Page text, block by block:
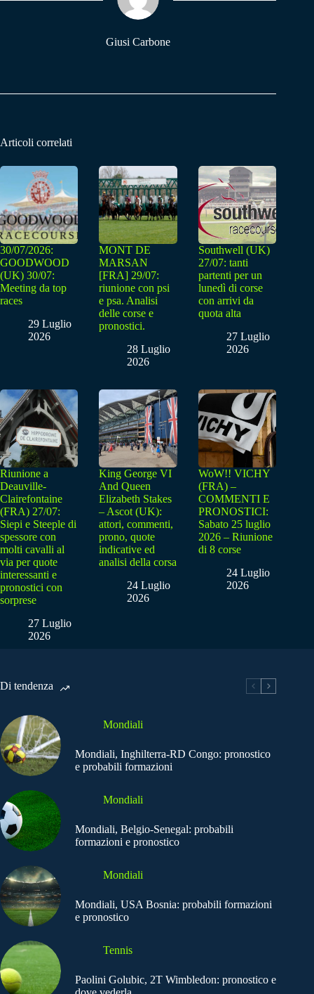
Giusi Carbone
Articoli correlati
30/07/2026:
GOODWOOD
(UK) 30/07:
Meeting da top
races
29 Luglio
2026
MONT DE
MARSAN
[FRA] 29/07:
riunione con psi
e psa. Analisi
delle corse e
pronostici.
28 Luglio
2026
Southwell (UK)
27/07: tanti
partenti per un
lunedì di corse
con arrivi da
quota alta
27 Luglio
2026
Riunione a
Deauville-
Clairefontaine
(FRA) 27/07:
Siepi e Steeple di
spessore con
molti cavalli al
via per quote
interessanti e
pronostici con
sorprese
27 Luglio
2026
King George VI
And Queen
Elizabeth Stakes
– Ascot (UK):
attori, commenti,
prono, quote
indicative ed
analisi della corsa
24 Luglio
2026
WoW!! VICHY
(FRA) –
COMMENTI E
PRONOSTICI:
Sabato 25 luglio
2026 – Riunione
di 8 corse
24 Luglio
2026
Di tendenza
Mondiali
Mondiali, Inghilterra-RD Congo: pronostico
e probabili formazioni
Mondiali
Mondiali, Belgio-Senegal: probabili
formazioni e pronostico
Mondiali
Mondiali, USA Bosnia: probabili formazioni
e pronostico
Tennis
Paolini Golubic, 2T Wimbledon: pronostico e